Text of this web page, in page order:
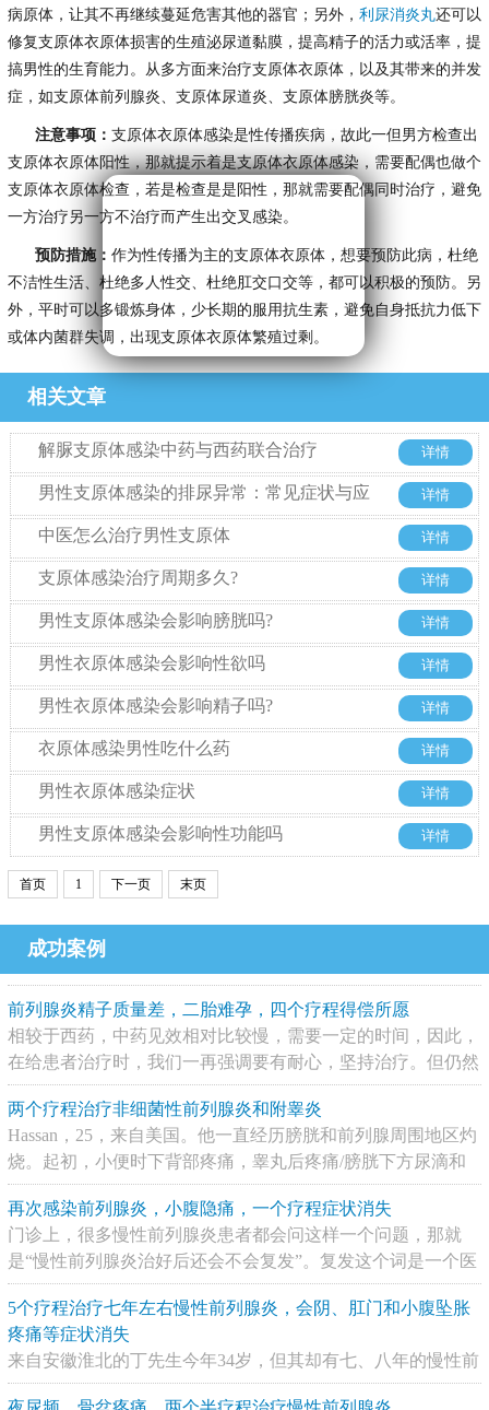
病原体，让其不再继续蔓延危害其他的器官；另外， 利尿消炎丸还可以
修复支原体衣原体损害的生殖泌尿道黏膜，提高精子的活力或活率，提
搞男性的生育能力。从多方面来治疗支原体衣原体，以及其带来的并发
症，如支原体前列腺炎、支原体尿道炎、支原体膀胱炎等。
注意事项： 支原体衣原体感染是性传播疾病，故此一但男方检查出
支原体衣原体阳性，那就提示着是支原体衣原体感染，需要配偶也做个
支原体衣原体检查，若是检查是是阳性，那就需要配偶同时治疗，避免
一方治疗另一方不治疗而产生出交叉感染。
预防措施： 作为性传播为主的支原体衣原体，想要预防此病，杜绝
不洁性生活、杜绝多人性交、杜绝肛交口交等，都可以积极的预防。另
外，平时可以多锻炼身体，少长期的服用抗生素，避免自身抵抗力低下
或体内菌群失调，出现支原体衣原体繁殖过剩。
相关文章
解脲支原体感染中药与西药联合治疗 详情
男性支原体感染的排尿异常：常见症状与应
对方法
详情
中医怎么治疗男性支原体 详情
支原体感染治疗周期多久? 详情
男性支原体感染会影响膀胱吗? 详情
男性衣原体感染会影响性欲吗 详情
男性衣原体感染会影响精子吗? 详情
衣原体感染男性吃什么药 详情
男性衣原体感染症状 详情
男性支原体感染会影响性功能吗 详情
首页 1 下一页 末页
成功案例
前列腺炎精子质量差，二胎难孕，四个疗程得偿所愿
相较于西药，中药见效相对比较慢，需要一定的时间，因此，
在给患者治疗时，我们一再强调要有耐心，坚持治疗。但仍然
有患者操之过急，即便一个疗程后症状有改善，也不愿再继续
治疗，从而导致疾病缠绵难愈，无法根除，
两个疗程治疗非细菌性前列腺炎和附睾炎
Hassan，25，来自美国。他一直经历膀胱和前列腺周围地区灼
烧。起初，小便时下背部疼痛，睾丸后疼痛/膀胱下方尿滴和
尿频。在之后的在几个月里，做了几次测试。去看了医生&没
有细菌的迹象。医生说可能是前列[查看详情]
再次感染前列腺炎，小腹隐痛，一个疗程症状消失
门诊上，很多慢性前列腺炎患者都会问这样一个问题，那就
是“慢性前列腺炎治好后还会不会复发”。复发这个词是一个医
学概念，指的是有些患者进入恢复期后，病情已经稳定了，但
由于某些原因导致潜伏于组织内的病原体再
[查看详情]
5个疗程治疗七年左右慢性前列腺炎，会阴、肛门和小腹坠胀
疼痛等症状消失
来自安徽淮北的丁先生今年34岁，但其却有七、八年的慢性前
列腺炎病史，在这七、八年中丁先生吃过很多抗生素，也看过